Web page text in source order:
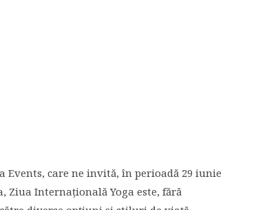
care ne invită, în perioadă 29 iunie
Internațională Yoga este, fără